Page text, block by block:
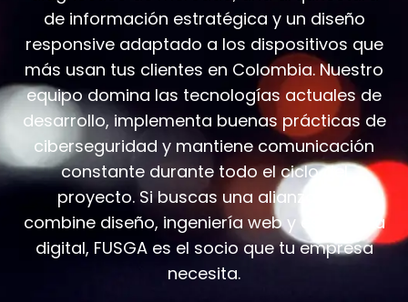
de información estratégica y un diseño
responsive adaptado a los dispositivos que
más usan tus clientes en Colombia. Nuestro
equipo domina las tecnologías actuales de
desarrollo, implementa buenas prácticas de
ciberseguridad y mantiene comunicación
constante durante todo el ciclo del
proyecto. Si buscas una alianza que
combine diseño, ingeniería web y estrategia
digital, FUSGA es el socio que tu empresa
necesita.